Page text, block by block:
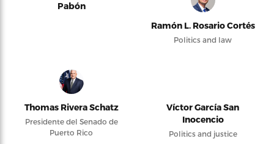
Pabón
Ramón L. Rosario Cortés
Politics and law
Thomas Rivera Schatz
Presidente del Senado de
Puerto Rico
Víctor García San
Inocencio
Politics and justice